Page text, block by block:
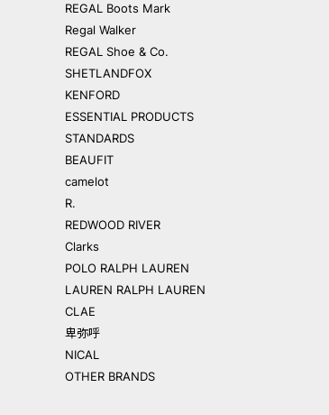
REGAL Boots Mark
Regal Walker
REGAL Shoe & Co.
SHETLANDFOX
KENFORD
ESSENTIAL PRODUCTS
STANDARDS
BEAUFIT
camelot
R.
REDWOOD RIVER
Clarks
POLO RALPH LAUREN
LAUREN RALPH LAUREN
CLAE
卑弥呼
NICAL
OTHER BRANDS